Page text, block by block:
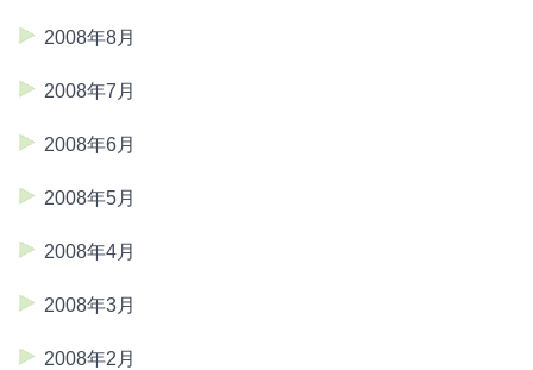
2008年8月
2008年7月
2008年6月
2008年5月
2008年4月
2008年3月
2008年2月